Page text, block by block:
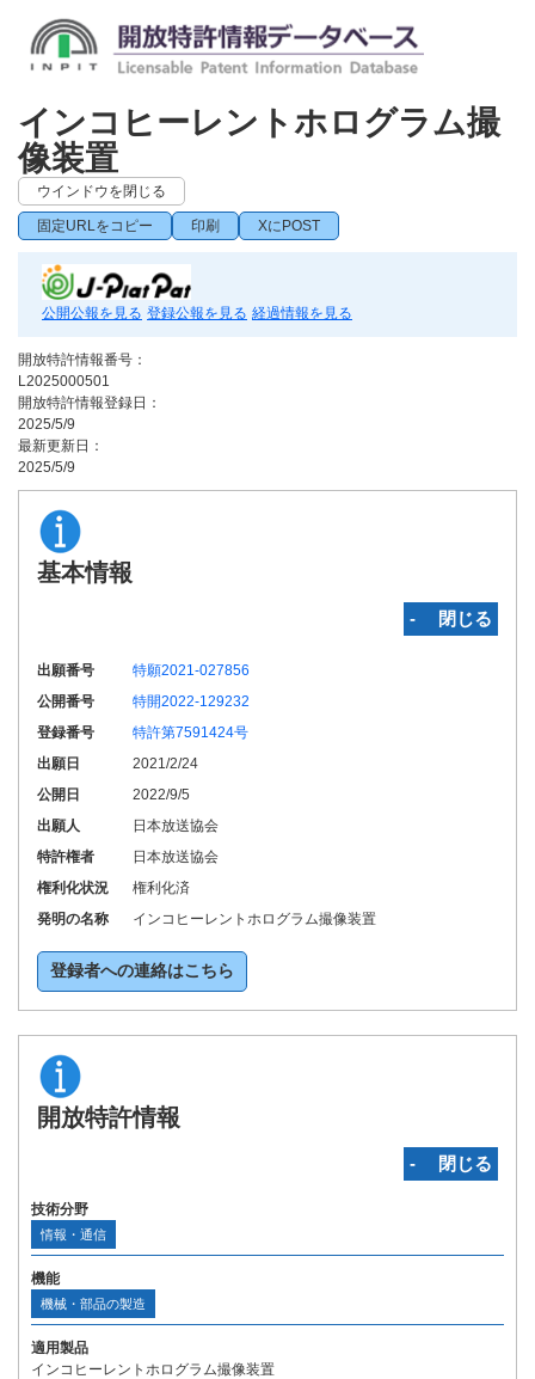
インコヒーレントホログラム撮
像装置
ウインドウを閉じる
固定URLをコピー 印刷 XにPOST
公開公報を見る 登録公報を見る 経過情報を見る
開放特許情報番号：
L2025000501
開放特許情報登録日：
2025/5/9
最新更新日：
2025/5/9
基本情報
‐ 閉じる
出願番号
特願2021-027856
公開番号
特開2022-129232
登録番号
特許第7591424号
出願日
2021/2/24
公開日
2022/9/5
出願人
日本放送協会
特許権者
日本放送協会
権利化状況
権利化済
発明の名称
インコヒーレントホログラム撮像装置
登録者への連絡はこちら
開放特許情報
‐ 閉じる
技術分野
情報・通信
機能
機械・部品の製造
適用製品
インコヒーレントホログラム撮像装置